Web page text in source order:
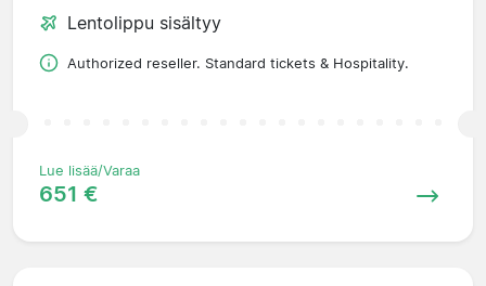
Lentolippu sisältyy
Authorized reseller. Standard tickets & Hospitality.
Lue lisää/Varaa
651 €